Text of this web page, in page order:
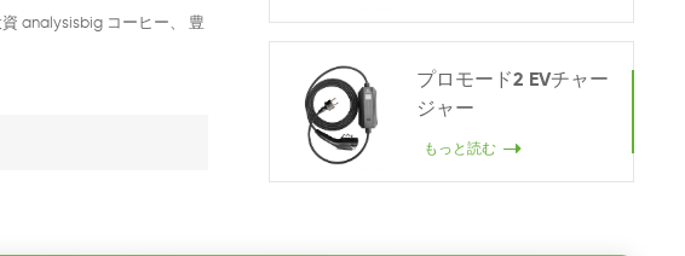
プロモード2 EVチャー
ジャー
もっと読む
analysisbig コーヒー、 豊